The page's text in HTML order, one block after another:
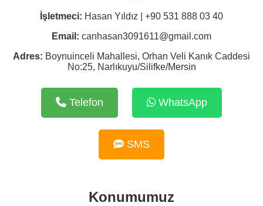
İşletmeci: Hasan Yıldız | +90 531 888 03 40
Email: canhasan3091611@gmail.com
Adres: Boynuinceli Mahallesi, Orhan Veli Kanık Caddesi
No:25, Narlıkuyu/Silifke/Mersin
Telefon WhatsApp
SMS
Konumumuz